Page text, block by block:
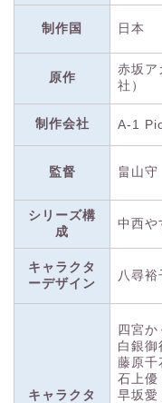
制作国 日本
原作
赤坂ア
社）
制作会社 A-1
監督 畠山守
シリーズ構
成
中西や
キャラクタ
ーデザイン
八尋裕
キャラクタ
四宮か
白銀御
藤原千
石上優
早坂愛